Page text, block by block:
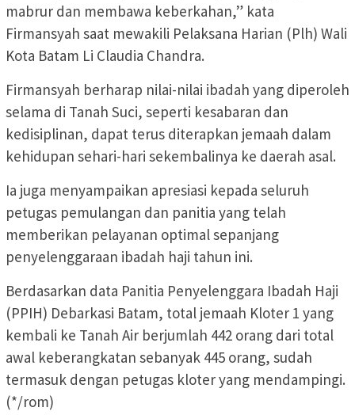
mabrur dan membawa keberkahan,” kata
Firmansyah saat mewakili Pelaksana Harian (Plh) Wali
Kota Batam Li Claudia Chandra.
Firmansyah berharap nilai-nilai ibadah yang diperoleh
selama di Tanah Suci, seperti kesabaran dan
kedisiplinan, dapat terus diterapkan jemaah dalam
kehidupan sehari-hari sekembalinya ke daerah asal.
Ia juga menyampaikan apresiasi kepada seluruh
petugas pemulangan dan panitia yang telah
memberikan pelayanan optimal sepanjang
penyelenggaraan ibadah haji tahun ini.
Berdasarkan data Panitia Penyelenggara Ibadah Haji
(PPIH) Debarkasi Batam, total jemaah Kloter 1 yang
kembali ke Tanah Air berjumlah 442 orang dari total
awal keberangkatan sebanyak 445 orang, sudah
termasuk dengan petugas kloter yang mendampingi.
(*/rom)